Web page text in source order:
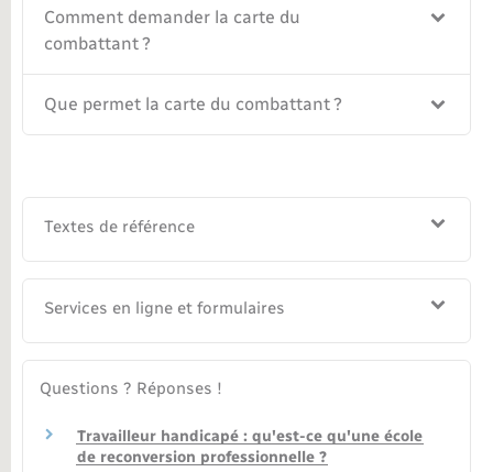
Sport
Tourisme
Nouvel habitant
Nouvelle activité
Organisation d’événement
Sécurité - Prévention
Seniors
Comment demander la carte du
combattant ?
Que permet la carte du combattant ?
Textes de référence
Services en ligne et formulaires
Questions ? Réponses !
Travailleur handicapé : qu'est-ce qu'une école
de reconversion professionnelle ?